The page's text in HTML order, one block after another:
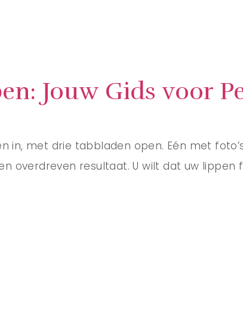
Jouw Gids voor
in, met drie tabbladen open. Eén met
overdreven resultaat. U wilt dat uw